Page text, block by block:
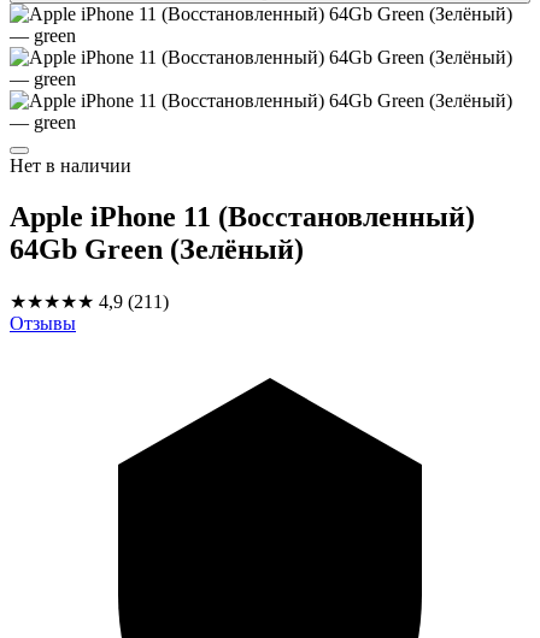
Нет в наличии
Apple iPhone 11 (Восстановленный)
64Gb Green (Зелёный)
★★★★★ 4,9 (211)
Отзывы